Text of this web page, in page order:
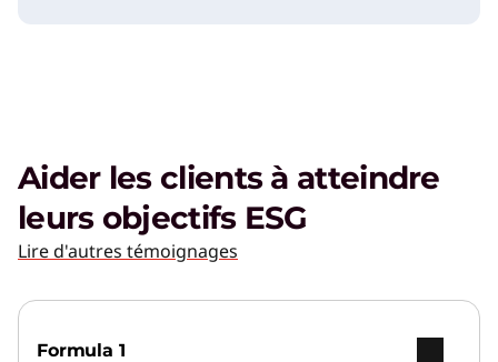
Aider les clients à atteindre
leurs objectifs ESG
Lire d'autres témoignages
Formula 1